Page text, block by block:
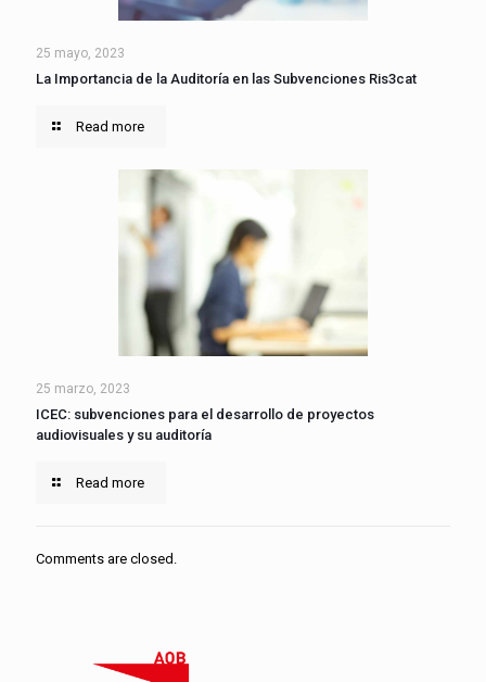
25 mayo, 2023
La Importancia de la Auditoría en las Subvenciones Ris3cat
Read more
25 marzo, 2023
ICEC: subvenciones para el desarrollo de proyectos
audiovisuales y su auditoría
Read more
Comments are closed.